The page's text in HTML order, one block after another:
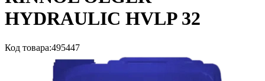
HYDRAULIC HVLP 32
Код товара:495447